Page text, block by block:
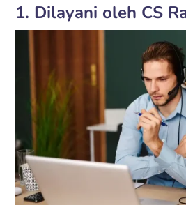
1. Dilayani oleh CS